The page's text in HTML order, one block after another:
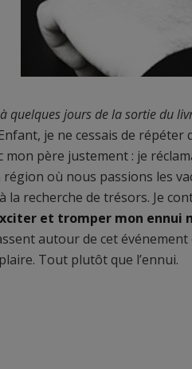
quelques jours de la sortie du
je ne cessais de répéter
mon père justement : je
où nous passions les
la recherche de trésors. Je
et tromper mon ennui
autour de cet
Tout plutôt que l’ennui.